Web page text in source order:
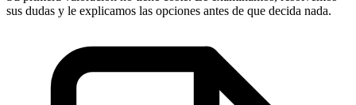
sus dudas y le explicamos las opciones antes de que decida nada.